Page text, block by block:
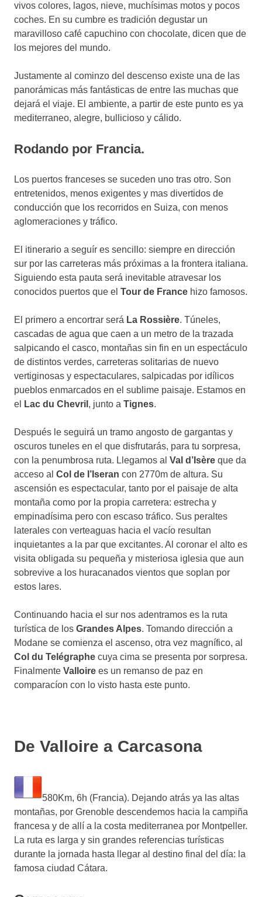
vivos colores, lagos, nieve, muchísimas motos y pocos
coches. En su cumbre es tradición degustar un
maravilloso café capuchino con chocolate, dicen que de
los mejores del mundo.
Justamente al cominzo del descenso existe una de las
panorámicas más fantásticas de entre las muchas que
dejará el viaje. El ambiente, a partir de este punto es ya
mediterraneo, alegre, bullicioso y cálido.
Rodando por Francia.
Los puertos franceses se suceden uno tras otro. Son
entretenidos, menos exigentes y mas divertidos de
conducción que los recorridos en Suiza, con menos
aglomeraciones y tráfico.
El itinerario a seguír es sencillo: siempre en dirección
sur por las carreteras más próximas a la frontera italiana.
Siguiendo esta pauta será inevitable atravesar los
conocidos puertos que el Tour de France hizo famosos.
El primero a encortrar será La Rossière. Túneles,
cascadas de agua que caen a un metro de la trazada
salpicando el casco, montañas sin fin en un espectáculo
de distintos verdes, carreteras solitarias de nuevo
vertiginosas y espectaculares, salpicadas por idílicos
pueblos enmarcados en el sublime paisaje. Estamos en
el
Lac du Chevril , junto a Tignes.
Después le seguirá un tramo angosto de gargantas y
oscuros tuneles en el que disfrutarás, para tu sorpresa,
con la penumbrosa ruta. Llegamos al Val d’Isère que da
acceso al Col de I’Iseran con 2770m de altura. Su
ascensión es espectacular, tanto por el paisaje de alta
montaña como por la propia carretera: estrecha y
empinadísima pero con escaso tráfico. Sus peraltes
laterales con verteaguas hacia el vacío resultan
inquietantes a la par que excitantes. Al coronar el alto es
visita obligada su pequeña y misteriosa iglesia que aun
sobrevive a los huracanados vientos que soplan por
estos lares.
Continuando hacia el sur nos adentramos es la ruta
turística de los Grandes Alpes. Tomando dirección a
Modane se comienza el ascenso, otra vez magnífico, al
Col du Telégraphe cuya cima se presenta por sorpresa.
Finalmente Valloire es un remanso de paz en
comparacíon con lo visto hasta este punto.
De Valloire a Carcasona
580Km, 6h (Francia). Dejando atrás ya las altas
montañas, por Grenoble descendemos hacia la campiña
francesa y de allí a la costa mediterranea por Montpeller.
La ruta es larga y sin grandes referencias turísticas
durante la jornada hasta llegar al destino final del día: la
famosa ciudad Cátara.